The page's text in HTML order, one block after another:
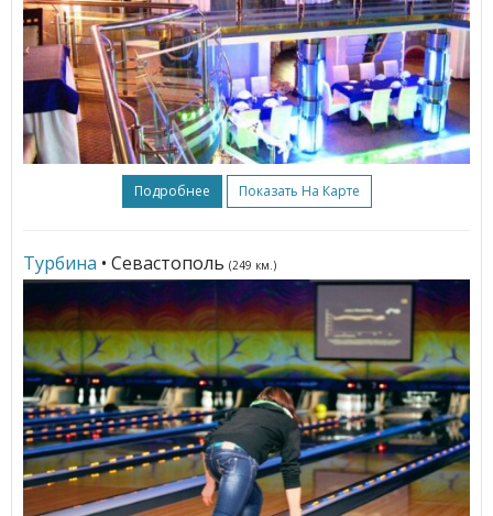
Подробнее Показать На Карте
Турбина • Севастополь (249 км.)